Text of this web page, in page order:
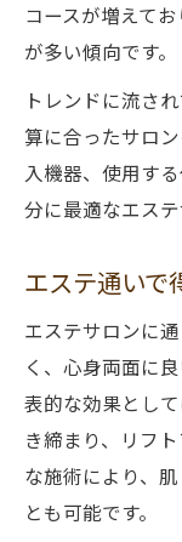
コースが増えて
が多い傾向です。
トレンドに流さ
算に合ったサロ
入機器、使用す
分に最適なエス
エステ通いで
エステサロンに
く、心身両面に
表的な効果とし
き締まり、リフ
な施術により、
とも可能です。